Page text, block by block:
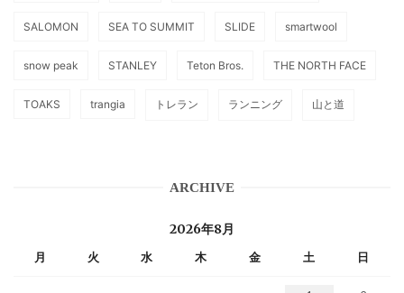
SALOMON SEA TO SUMMIT SLIDE smartwool
snow peak STANLEY Teton Bros. THE NORTH FACE
TOAKS trangia トレラン ランニング 山と道
ARCHIVE
2026年8月
月 火 水 木 金 土 日